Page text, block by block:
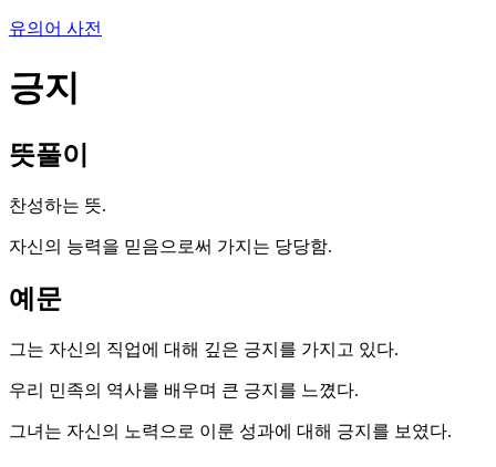
유의어 사전
긍지
뜻풀이
찬성하는 뜻.
자신의 능력을 믿음으로써 가지는 당당함.
예문
그는 자신의 직업에 대해 깊은 긍지를 가지고 있다.
우리 민족의 역사를 배우며 큰 긍지를 느꼈다.
그녀는 자신의 노력으로 이룬 성과에 대해 긍지를 보였다.